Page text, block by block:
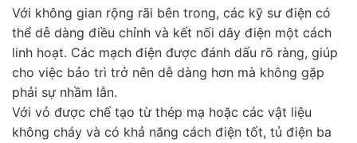
Với không gian rộng rãi bên trong, các kỹ sư điện có
thể dễ dàng điều chỉnh và kết nối dây điện một cách
linh hoạt. Các mạch điện được đánh dấu rõ ràng, giúp
cho việc bảo trì trở nên dễ dàng hơn mà không gặp
phải sự nhầm lẫn.
Với vỏ được chế tạo từ thép mạ hoặc các vật liệu
không cháy và có khả năng cách điện tốt, tủ điện ba